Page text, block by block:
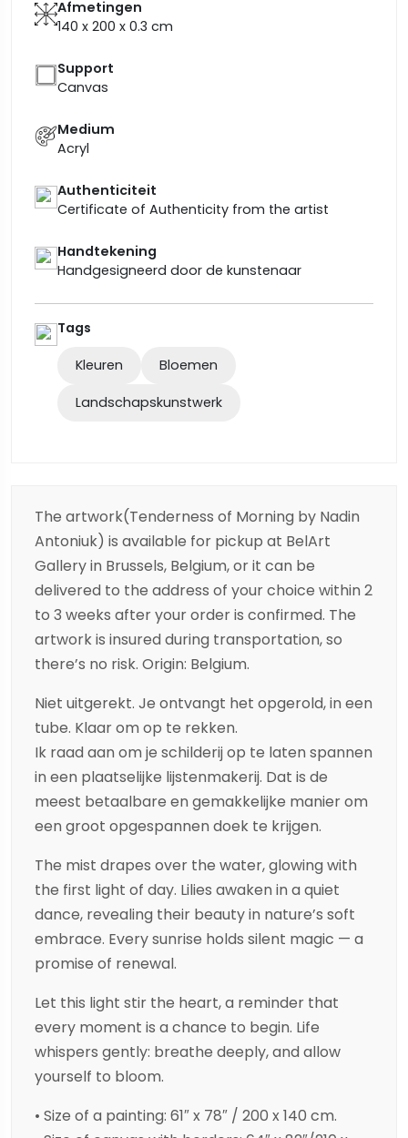
Afmetingen
140 x 200 x 0.3 cm
Support
Canvas
Medium
Acryl
Authenticiteit
Certificate of Authenticity from the artist
Handtekening
Handgesigneerd door de kunstenaar
Tags
Kleuren Bloemen
Landschapskunstwerk
The artwork(Tenderness of Morning by Nadin
Antoniuk) is available for pickup at BelArt
Gallery in Brussels, Belgium, or it can be
delivered to the address of your choice within 2
to 3 weeks after your order is confirmed. The
artwork is insured during transportation, so
there’s no risk. Origin: Belgium.
Niet uitgerekt. Je ontvangt het opgerold, in een
tube. Klaar om op te rekken.
Ik raad aan om je schilderij op te laten spannen
in een plaatselijke lijstenmakerij. Dat is de
meest betaalbare en gemakkelijke manier om
een groot opgespannen doek te krijgen.
The mist drapes over the water, glowing with
the first light of day. Lilies awaken in a quiet
dance, revealing their beauty in nature’s soft
embrace. Every sunrise holds silent magic — a
promise of renewal.
Let this light stir the heart, a reminder that
every moment is a chance to begin. Life
whispers gently: breathe deeply, and allow
yourself to bloom.
• Size of a painting: 61″ x 78″ / 200 x 140 cm.